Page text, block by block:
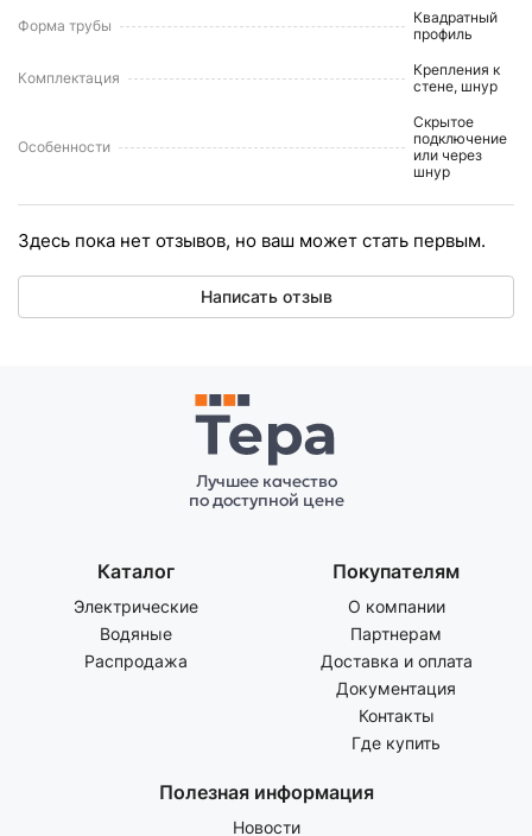
Форма трубы
Квадратный
профиль
Комплектация
Крепления к
стене, шнур
Особенности
Скрытое
подключение
или через
шнур
Здесь пока нет отзывов, но ваш может стать первым.
Написать отзыв
Лучшее качество
по доступной цене
Каталог
Электрические
Водяные
Распродажа
Покупателям
О компании
Партнерам
Доставка и оплата
Документация
Контакты
Где купить
Полезная информация
Новости